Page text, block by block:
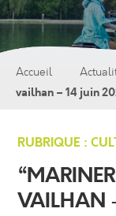
Accueil
vailhan – 14 juin
RUBRIQUE :
VAILHAN